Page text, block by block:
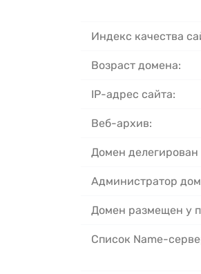
Индекс качества
Возраст домена:
IP-адрес сайта:
Веб-архив:
Домен делегирован
Администратор
Домен размещен у
Список Name-